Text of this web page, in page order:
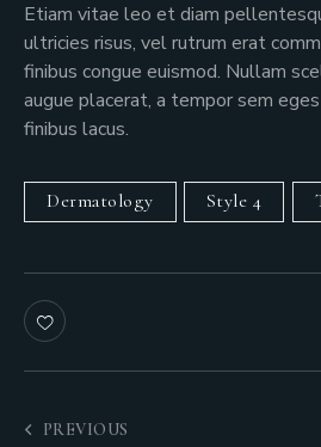
Etiam vitae leo et diam
ultricies risus, vel rutrum erat
finibus congue euismod. Nullam
augue placerat, a tempor sem
finibus lacus.
Dermatology Style 4
PREVIOUS